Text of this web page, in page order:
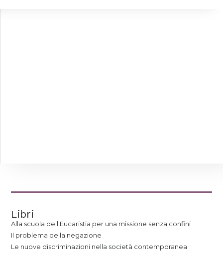
Libri
Alla scuola dell'Eucaristia per una missione senza confini
Il problema della negazione
Le nuove discriminazioni nella società contemporanea